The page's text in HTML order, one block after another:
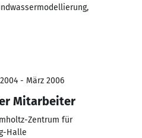
- März 2006
Mitarbeiter
Zentrum für
Halle